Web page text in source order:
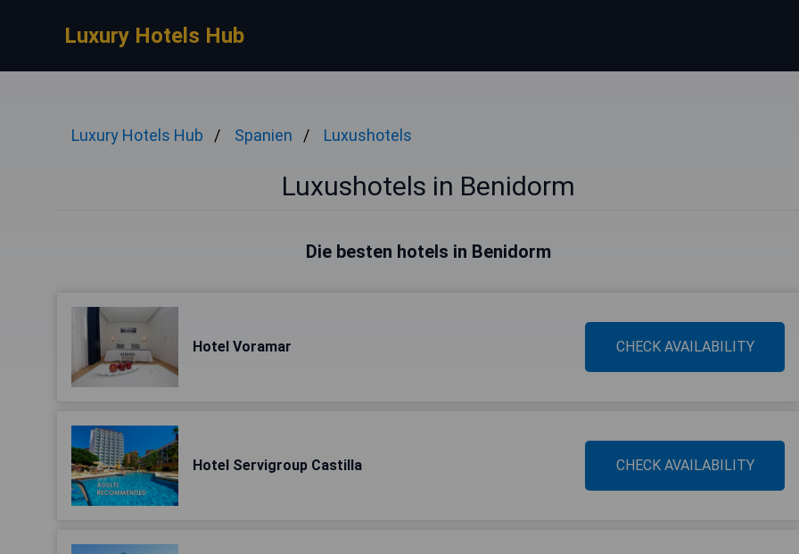
Luxury Hotels Hub
Luxury Hotels Hub Spanien Luxushotels
Luxushotels in Benidorm
Die besten hotels in Benidorm
Hotel Voramar CHECK AVAILABILITY
Hotel Servigroup Castilla CHECK AVAILABILITY